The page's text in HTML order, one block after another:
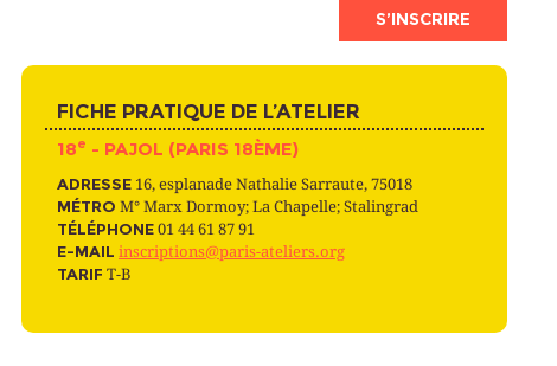
S’INSCRIRE
FICHE PRATIQUE DE L’ATELIER
18e - PAJOL (PARIS 18ÈME)
ADRESSE 16, esplanade Nathalie Sarraute, 75018
MÉTRO M° Marx Dormoy; La Chapelle; Stalingrad
TÉLÉPHONE 01 44 61 87 91
E-MAIL inscriptions@paris-ateliers.org
TARIF T-B